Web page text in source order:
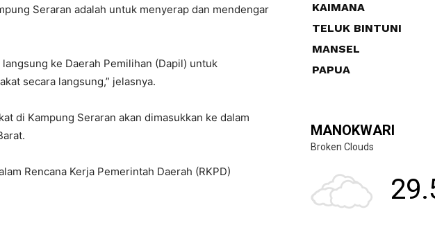
Seraran adalah untuk menyerap dan mendengar
ke Daerah Pemilihan (Dapil) untuk
secara langsung,” jelasnya.
di Kampung Seraran akan dimasukkan ke dalam
Rencana Kerja Pemerintah Daerah (RKPD)
KAIMANA
TELUK BINTUNI
MANSEL
PAPUA
MANOKWARI
Broken Clouds